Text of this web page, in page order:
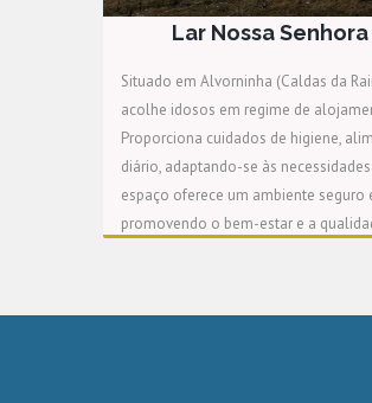
Lar Nossa
Situado em Alvorninha (Caldas da
acolhe idosos em regime de
Proporciona cuidados de higiene,
diário, adaptando-se às
espaço oferece um ambiente seguro
promovendo o bem-estar e a